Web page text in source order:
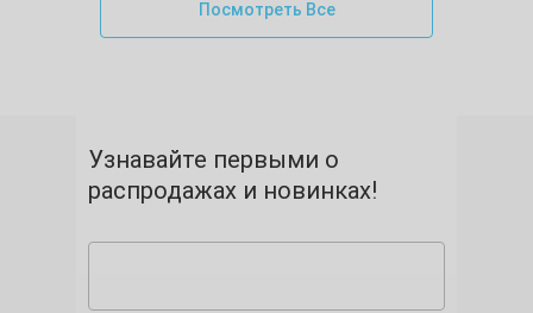
Посмотреть Все
Узнавайте первыми о
распродажах и новинках!